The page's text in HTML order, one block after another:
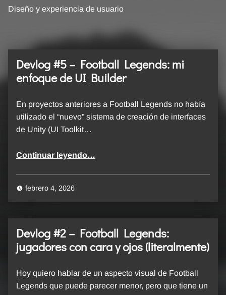
Diseño y experiencia de usuario
Devlog #5 – Football Legends: mi
enfoque de UI Builder
En proyectos anteriores a Football Legends no había
utilizado el “nuevo” sistema de creación de interfaces
de Unity (UI Toolkit…
Continuar leyendo…
febrero 4, 2026
Devlog #2 – Football Legends:
jugadores con cara y ojos (literalmente)
Hoy quiero hablar de un aspecto visual de Football
Legends que puede parecer menor, pero que tiene un